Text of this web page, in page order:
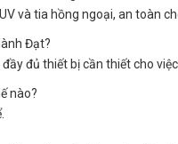
và tia hồng ngoại, an toàn
Đạt?
đủ thiết bị cần thiết cho
nào?